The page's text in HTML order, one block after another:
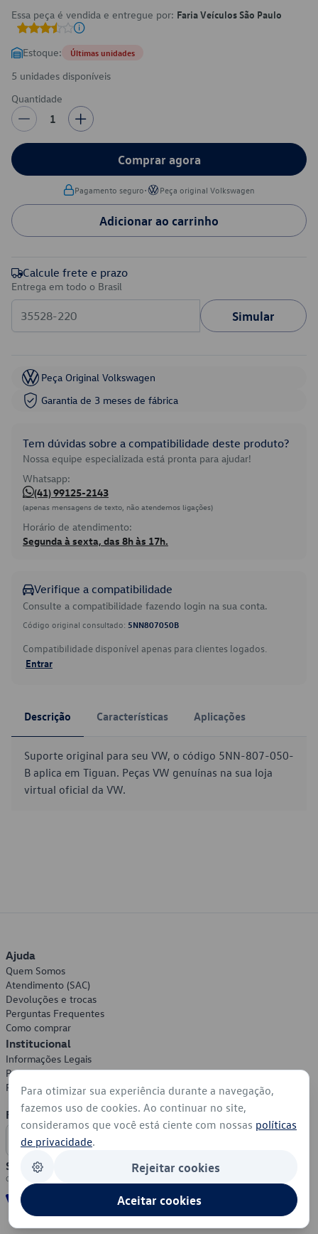
Essa peça é vendida e entregue por: Faria Veículos São Paulo
Estoque: Últimas unidades
5 unidades disponíveis
Quantidade
1
Comprar agora
Pagamento seguro• Peça original Volkswagen
Adicionar ao carrinho
Calcule frete e prazo
Entrega em todo o Brasil
Simular
Peça Original Volkswagen
Garantia de 3 meses de fábrica
Tem dúvidas sobre a compatibilidade deste produto?
Nossa equipe especializada está pronta para ajudar!
Whatsapp:
(41) 99125-2143
(apenas mensagens de texto, não atendemos ligações)
Horário de atendimento:
Segunda à sexta, das 8h às 17h.
Verifique a compatibilidade
Consulte a compatibilidade fazendo login na sua conta.
Código original consultado: 5NN807050B
Compatibilidade disponível apenas para clientes logados.
Entrar
Descrição Características Aplicações
Suporte original para seu VW, o código 5NN-807-050-
B aplica em Tiguan. Peças VW genuínas na sua loja
virtual oficial da VW.
Ajuda
Quem Somos
Atendimento (SAC)
Devoluções e trocas
Perguntas Frequentes
Como comprar
Institucional
Informações Legais
Política de Privacidade
Política de Cookies
Formas de Pagamento
Segurança
Para otimizar sua experiência durante a navegação,
fazemos uso de cookies. Ao continuar no site,
consideramos que você está ciente com nossas políticas
de privacidade.
Rejeitar cookies
Aceitar cookies